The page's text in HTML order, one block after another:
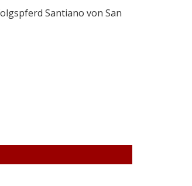
Santiano von San